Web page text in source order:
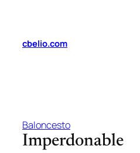
contenido
cbelio.com
Baloncesto
Imperdonable